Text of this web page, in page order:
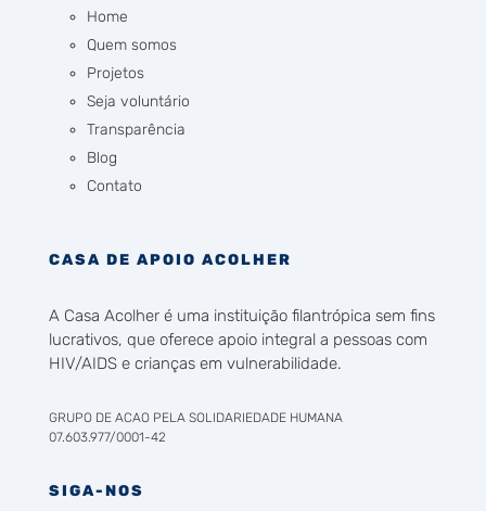
Home
Quem somos
Projetos
Seja voluntário
Transparência
Blog
Contato
CASA DE APOIO ACOLHER
A Casa Acolher é uma instituição filantrópica sem fins
lucrativos, que oferece apoio integral a pessoas com
HIV/AIDS e crianças em vulnerabilidade.
GRUPO DE ACAO PELA SOLIDARIEDADE HUMANA
07.603.977/0001-42
SIGA-NOS